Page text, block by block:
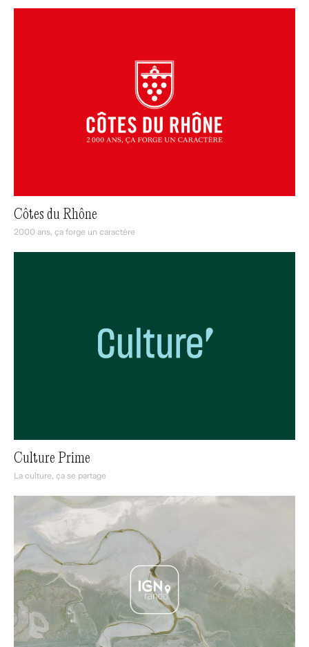
Côtes du Rhône
2000 ans, ça forge un caractère
Culture Prime
La culture, ça se partage